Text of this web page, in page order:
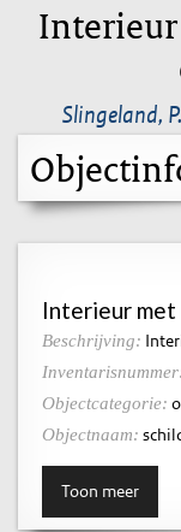
Interieur
Slingeland,
Interieur met
Beschrijving:
Objectcategorie:
Objectnaam:
Toon meer